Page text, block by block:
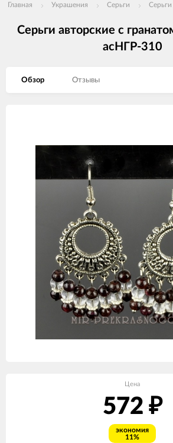
Главная Украшения Серьги
Серьги авторские с
асНГР-310
Обзор Отзывы
Цена
572 ₽
экономия
11%